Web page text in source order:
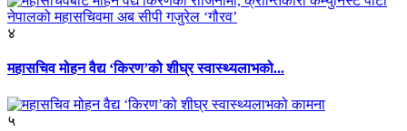
४
महासचिव मोहन वैद्य ‘किरण’को शीघ्र स्वास्थ्यलाभको...
५